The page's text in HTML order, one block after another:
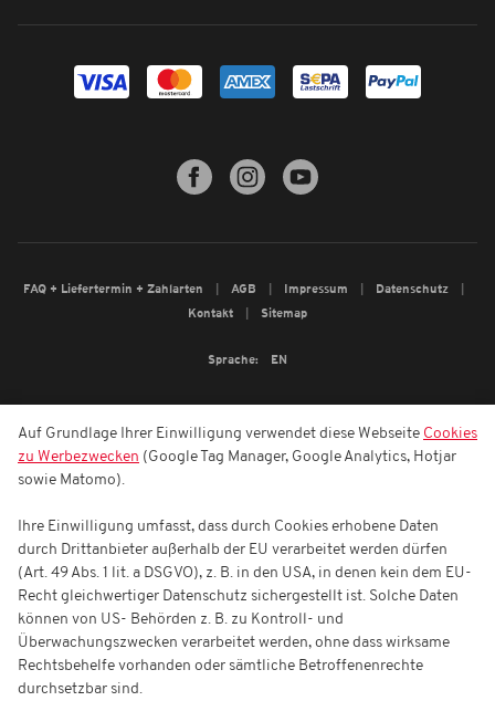
FAQ + Liefertermin + Zahlarten AGB Impressum
Datenschutz
Kontakt
Sitemap
Sprache: EN
Auf Grundlage Ihrer Einwilligung verwendet diese Webseite Cookies
zu Werbezwecken (Google Tag Manager, Google Analytics, Hotjar
sowie Matomo).
Ihre Einwilligung umfasst, dass durch Cookies erhobene Daten
durch Drittanbieter außerhalb der EU verarbeitet werden dürfen
(Art. 49 Abs. 1 lit. a DSGVO), z. B. in den USA, in denen kein dem EU-
Recht gleichwertiger Datenschutz sichergestellt ist. Solche Daten
können von US- Behörden z. B. zu Kontroll- und
Überwachungszwecken verarbeitet werden, ohne dass wirksame
Rechtsbehelfe vorhanden oder sämtliche Betroffenenrechte
durchsetzbar sind.